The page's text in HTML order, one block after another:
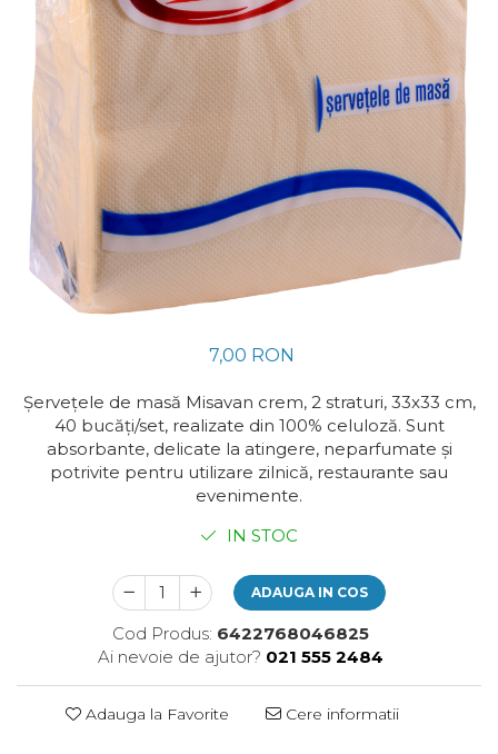
Insecticide
Dezinfectante
Absorbanti de Umiditate &
Bioactivatori & Tratamente Fose
Septice
Manusi Protectie
Solutii curatare mobila
Ceaiuri
Cosmetice
Vopsea Par
Ingrijire Par
Ingrijire corp
Ingrijire maini
Ingrijire picioare
Ingrijire Urechi
Îngrijire Ten
Curatare Intretinere
Incaltaminte
Farmaceutice
Make-up
Fond de ten
Rujuri
Servetele Umede
7,00 RON
Șervețele de masă Misavan crem, 2 straturi, 33x33 cm,
40 bucăți/set, realizate din 100% celuloză. Sunt
absorbante, delicate la atingere, neparfumate și
potrivite pentru utilizare zilnică, restaurante sau
evenimente.
IN STOC
ADAUGA IN COS
Cod Produs: 6422768046825
Ai nevoie de ajutor? 021 555 2484
Adauga la Favorite Cere informatii